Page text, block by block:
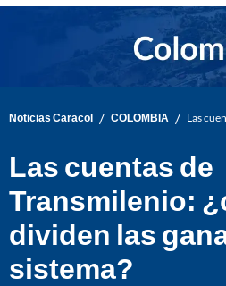
Noticias Caracol / COLOMBIA / Las
Las cuentas de
Transmilenio:
dividen las
sistema?